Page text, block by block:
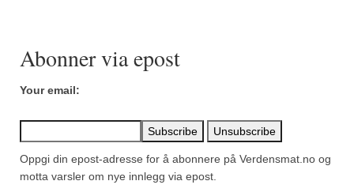
Kontakt oss
Nettbutikk
Abonner via epost
Your email:
Oppgi din epost-adresse for å abonnere på Verdensmat.no og
motta varsler om nye innlegg via epost.